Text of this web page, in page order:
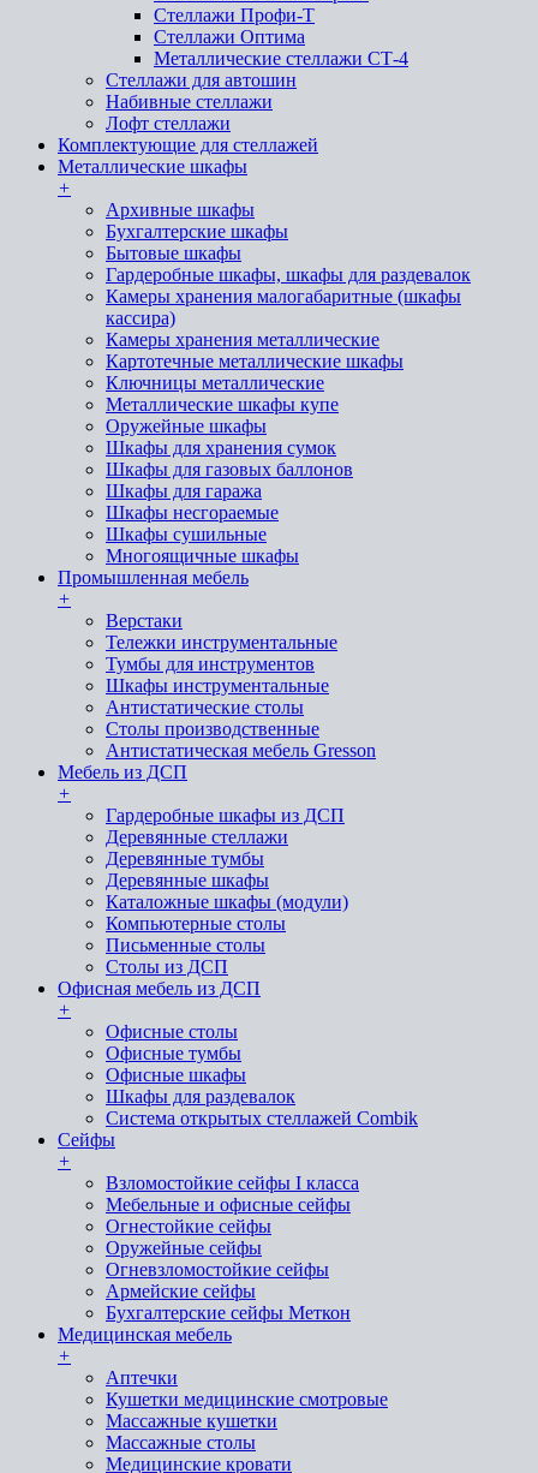
Стеллажи Профи-Т
Стеллажи Оптима
Металлические стеллажи СТ-4
Стеллажи для автошин
Набивные стеллажи
Лофт стеллажи
Комплектующие для стеллажей
Металлические шкафы
+
Архивные шкафы
Бухгалтерские шкафы
Бытовые шкафы
Гардеробные шкафы, шкафы для раздевалок
Камеры хранения малогабаритные (шкафы
кассира)
Камеры хранения металлические
Картотечные металлические шкафы
Ключницы металлические
Металлические шкафы купе
Оружейные шкафы
Шкафы для хранения сумок
Шкафы для газовых баллонов
Шкафы для гаража
Шкафы несгораемые
Шкафы сушильные
Многоящичные шкафы
Промышленная мебель
+
Верстаки
Тележки инструментальные
Тумбы для инструментов
Шкафы инструментальные
Антистатические столы
Столы производственные
Антистатическая мебель Gresson
Мебель из ДСП
+
Гардеробные шкафы из ДСП
Деревянные стеллажи
Деревянные тумбы
Деревянные шкафы
Каталожные шкафы (модули)
Компьютерные столы
Письменные столы
Столы из ДСП
Офисная мебель из ДСП
+
Офисные столы
Офисные тумбы
Офисные шкафы
Шкафы для раздевалок
Система открытых стеллажей Combik
Сейфы
+
Взломостойкие сейфы I класса
Мебельные и офисные сейфы
Огнестойкие сейфы
Оружейные сейфы
Огневзломостойкие сейфы
Армейские сейфы
Бухгалтерские сейфы Меткон
Медицинская мебель
+
Аптечки
Кушетки медицинские смотровые
Массажные кушетки
Массажные столы
Медицинские кровати